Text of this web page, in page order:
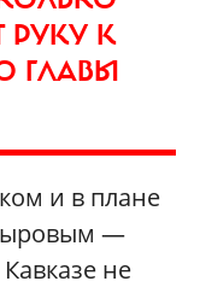
К
ГЛАВЫ
и в плане
—
не